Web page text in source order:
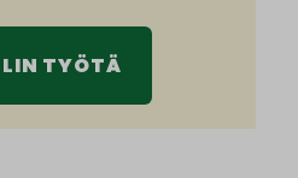
TYÖTÄ